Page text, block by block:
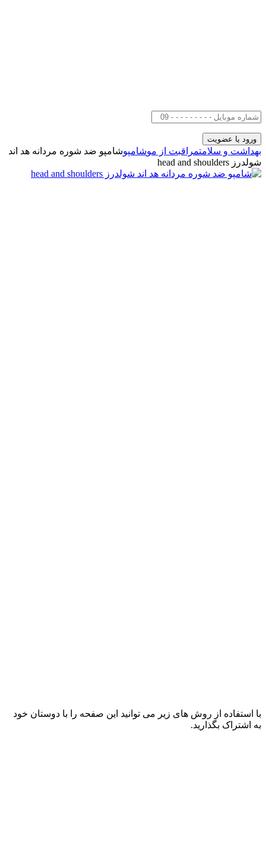
بهداشت و سلامتمراقبت از موشامپوشامپو ضد شوره مردانه هد اند
شولدرز head and shoulders
با استفاده از روش های زیر می توانید این صفحه را با دوستان خود
به اشتراک بگذارید.